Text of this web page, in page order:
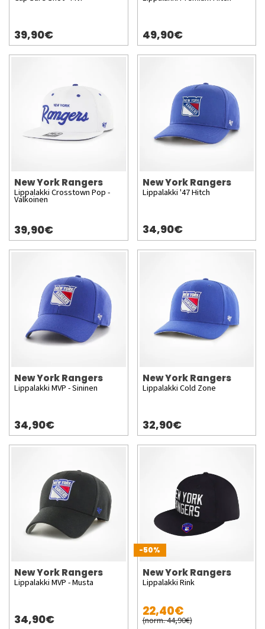
39,90€ 49,90€
New York Rangers
Lippalakki Crosstown Pop -
Valkoinen
39,90€
New York Rangers
Lippalakki '47 Hitch
34,90€
New York Rangers
Lippalakki MVP - Sininen
34,90€
New York Rangers
Lippalakki Cold Zone
32,90€
New York Rangers
Lippalakki MVP - Musta
34,90€
-50%
New York Rangers
Lippalakki Rink
22,40€
(norm. 44,90€)